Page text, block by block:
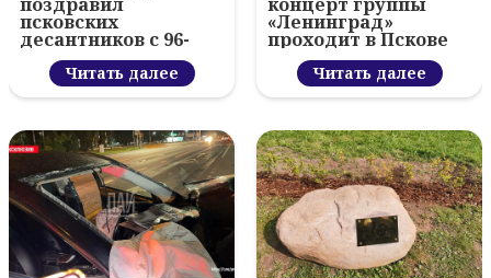
поздравил
псковских
десантников с 96-
летием ВДВ и
вручил награды
Читать далее
концерт группы
«Ленинград»
проходит в Пскове
Читать далее